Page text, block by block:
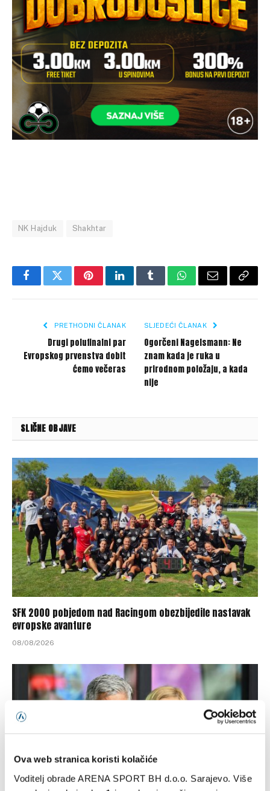
Ova web stranica koristi kolačiće
Voditelj obrade ARENA SPORT BH d.o.o. Sarajevo. Više
NK Hajduk Shakhtar
FacebookTwitterPinterestLinkedInTumblrWhatsApp
Email Copy
PRETHODNI ČLANAK
Drugi polufinalni par
Evropskog prvenstva dobit
ćemo večeras
SLJEDEĆI ČLANAK
Ogorčeni Nagelsmann: Ne
znam kada je ruka u
prirodnom položaju, a kada
nije
SLIČNE OBJAVE
SFK 2000 pobjedom nad Racingom obezbijedile nastavak
evropske avanture
08/08/2026